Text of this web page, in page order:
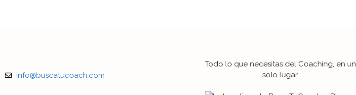
info@buscatucoach.com
Todo lo que necesitas del Coaching, en un
solo lugar.